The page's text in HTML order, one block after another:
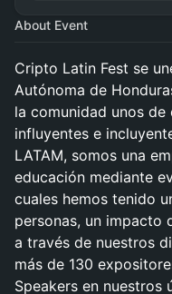
About Event
Cripto Latin Fest se
Autónoma de
la comunidad unos de
influyentes e
LATAM, somos una
educación mediante
cuales hemos tenido
personas, un impacto
a través de nuestros
más de 130
Speakers en nuestros